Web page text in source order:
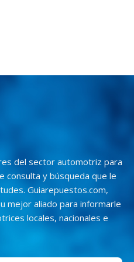
del sector automotriz para
consulta y búsqueda que le
Guiarepuestos.com,
mejor aliado para informarle
locales, nacionales e